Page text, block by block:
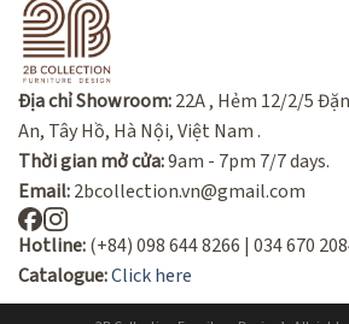
Địa chỉ Showroom:22A , Hẻm 12/2/5
An, Tây Hồ, Hà Nội, Việt Nam .
Thời gian mở cửa:9am - 7pm 7/7 days.
Email:2bcollection.vn@gmail.com
Hotline:(+84) 098 644 8266 | 034 670
Catalogue:Click here